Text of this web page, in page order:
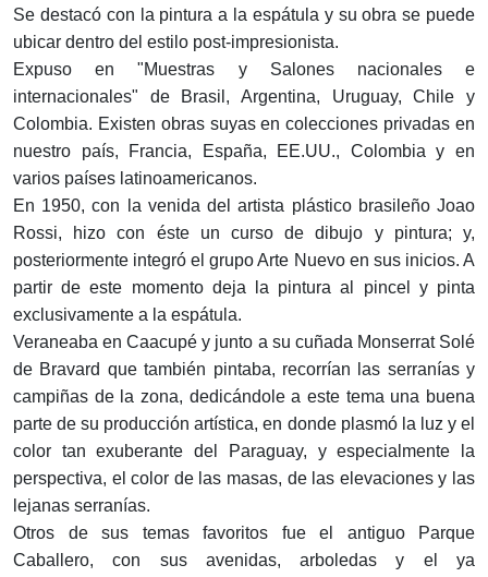
Se destacó con la pintura a la espátula y su obra se puede
ubicar dentro del estilo post-impresionista.
Expuso en "Muestras y Salones nacionales e
internacionales" de Brasil, Argentina, Uruguay, Chile y
Colombia. Existen obras suyas en colecciones privadas en
nuestro país, Francia, España, EE.UU., Colombia y en
varios países latinoamericanos.
En 1950, con la venida del artista plástico brasileño Joao
Rossi, hizo con éste un curso de dibujo y pintura; y,
posteriormente integró el grupo Arte Nuevo en sus inicios. A
partir de este momento deja la pintura al pincel y pinta
exclusivamente a la espátula.
Veraneaba en Caacupé y junto a su cuñada Monserrat Solé
de Bravard que también pintaba, recorrían las serranías y
campiñas de la zona, dedicándole a este tema una buena
parte de su producción artística, en donde plasmó la luz y el
color tan exuberante del Paraguay, y especialmente la
perspectiva, el color de las masas, de las elevaciones y las
lejanas serranías.
Otros de sus temas favoritos fue el antiguo Parque
Caballero, con sus avenidas, arboledas y el ya